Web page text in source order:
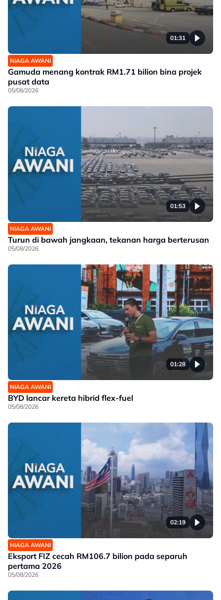
01:31
NIAGA AWANI
Gamuda menang kontrak RM1.71 bilion bina projek
pusat data
05/08/2026
01:53
NIAGA AWANI
Turun di bawah jangkaan, tekanan harga berterusan
05/08/2026
01:28
NIAGA AWANI
BYD lancar kereta hibrid flex-fuel
05/08/2026
02:19
NIAGA AWANI
Eksport FIZ cecah RM106.7 bilion pada separuh
pertama 2026
05/08/2026